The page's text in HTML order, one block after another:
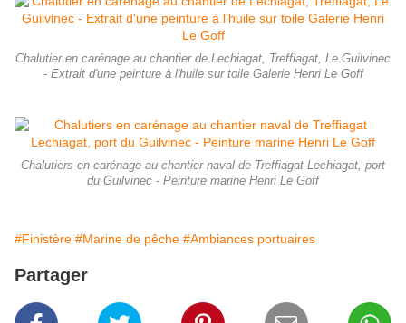
Chalutier en carénage au chantier de Lechiagat, Treffiagat, Le Guilvinec
- Extrait d'une peinture à l'huile sur toile Galerie Henri Le Goff
Chalutiers en carénage au chantier naval de Treffiagat Lechiagat, port
du Guilvinec - Peinture marine Henri Le Goff
#Finistère #Marine de pêche #Ambiances portuaires
Partager